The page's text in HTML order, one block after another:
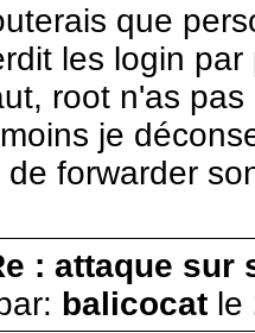
que
les login
root n'as
je
de forwarder
: attaque sur
balicocat le